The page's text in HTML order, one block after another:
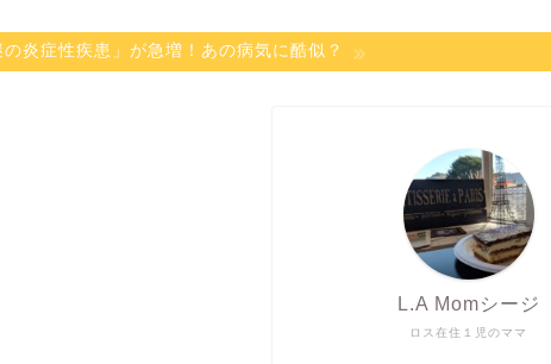
炎症性疾患」が急増！あの病気に酷似？
ロス在住１児のママ
L.A Momシージ